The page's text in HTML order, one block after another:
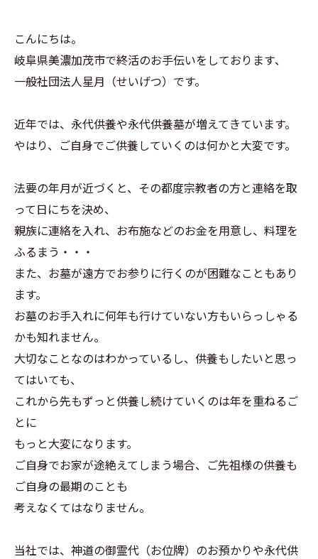
こんにちは。
岐阜県美濃加茂市で終活のお手伝いをしております、
一般社団法人星月（せいげつ）です。
近年では、永代供養や永代供養墓が増えてきています。
やはり、ご自身でご供養していくのは何かと大変です。
法要の年月が近づくと、その都度宗教者の方と連絡を取
って日にちを決め、
親族に連絡を入れ、お布施などのお金を用意し、料理を
ふるまう・・・
また、お墓が遠方でお参りに行くのが困難なこともあり
ます。
お墓のお手入れに何年も行けていない方もいらっしゃる
かも知れません。
大切なことなのはわかっているし、供養もしたいと思っ
てはいても、
これから先もずっと供養し続けていくのは年を重ねるご
とに
もっと大変になります。
ご自身でお家が途絶えてしまう場合、ご先祖様の供養も
ご自身の最期のことも
考えなくてはなりません。
当社では、神道の御霊代（お位牌）のお預かりや永代供